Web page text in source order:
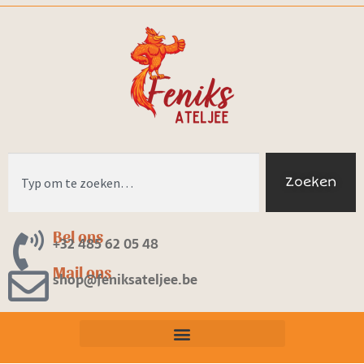
Zoeken
Bel ons
+32 485 62 05 48
Mail ons
shop@feniksateljee.be